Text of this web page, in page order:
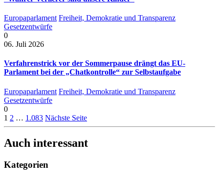
Europaparlament Freiheit, Demokratie und Transparenz
Gesetzentwürfe
0
06. Juli 2026
Verfahrenstrick vor der Sommerpause drängt das EU-
Parlament bei der „Chatkontrolle“ zur Selbstaufgabe
Europaparlament Freiheit, Demokratie und Transparenz
Gesetzentwürfe
0
1 2 … 1.083 Nächste Seite
Auch interessant
Kategorien